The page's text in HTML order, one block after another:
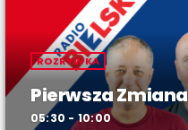
ROZRYWKA
Pierwsza Zmiana
05:30 - 10:00